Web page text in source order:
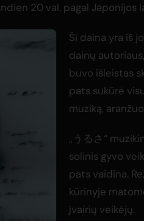
20 val. pagal Japonijos
Ši daina yra iš
dainų
buvo išleistas
pats sukūrė
muziką,
„うるさ“
solinis gyvo
pats vaidina.
kūrinyje
įvairių veikėjų.